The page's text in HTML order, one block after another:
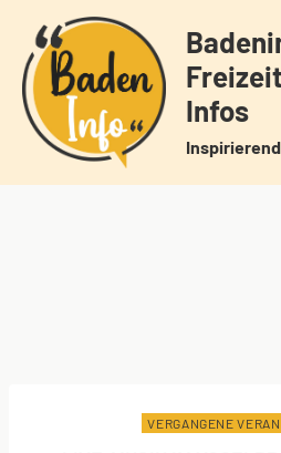
Inhalt
springen
Infos
VERGANGENE